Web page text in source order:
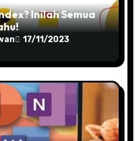
Inilah Semua
17/11/2023